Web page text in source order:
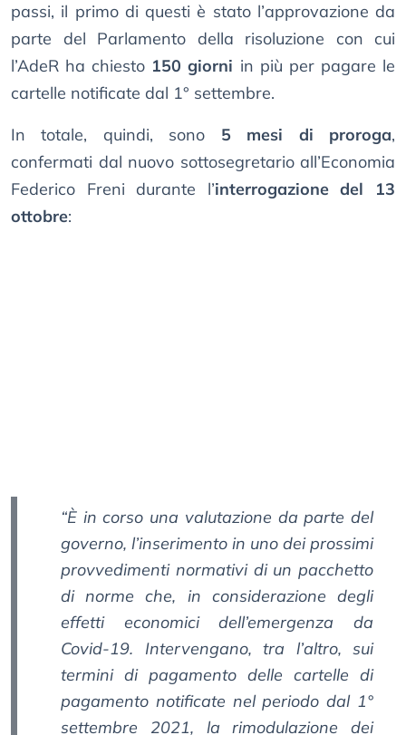
passi, il primo di questi è stato l’approvazione da
parte del Parlamento della risoluzione con cui
l’AdeR ha chiesto 150 giorni in più per pagare le
cartelle notificate dal 1° settembre.
In totale, quindi, sono 5 mesi di proroga,
confermati dal nuovo sottosegretario all’Economia
Federico Freni durante l’interrogazione del 13
ottobre:
“È in corso una valutazione da parte del
governo, l’inserimento in uno dei prossimi
provvedimenti normativi di un pacchetto
di norme che, in considerazione degli
effetti economici dell’emergenza da
Covid-19. Intervengano, tra l’altro, sui
termini di pagamento delle cartelle di
pagamento notificate nel periodo dal 1°
settembre 2021, la rimodulazione dei